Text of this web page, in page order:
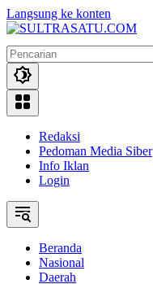
Langsung ke konten
Redaksi
Pedoman Media Siber
Info Iklan
Login
Beranda
Nasional
Daerah